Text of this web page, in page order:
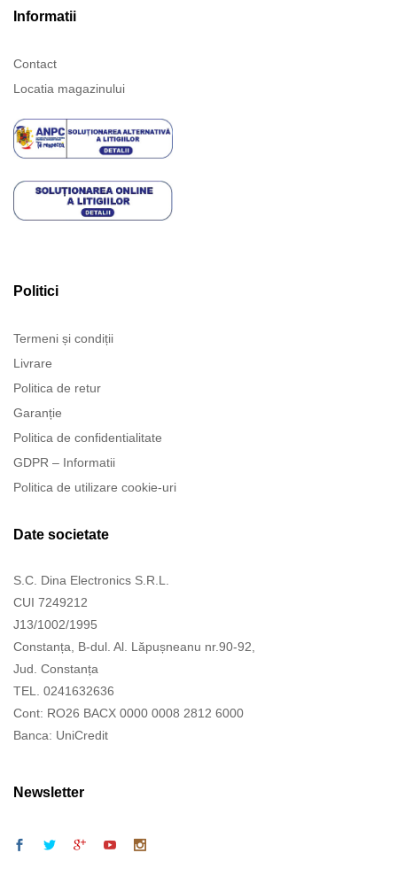
Informatii
Contact
Locatia magazinului
Politici
Termeni și condiții
Livrare
Politica de retur
Garanție
Politica de confidentialitate
GDPR – Informatii
Politica de utilizare cookie-uri
Date societate
S.C. Dina Electronics S.R.L.
CUI 7249212
J13/1002/1995
Constanța, B-dul. Al. Lăpușneanu nr.90-92,
Jud. Constanța
TEL. 0241632636
Cont: RO26 BACX 0000 0008 2812 6000
Banca: UniCredit
Newsletter